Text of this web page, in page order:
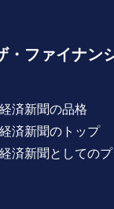
・ファイナン
経済新聞の品格
経済新聞のトップ
経済新聞としての